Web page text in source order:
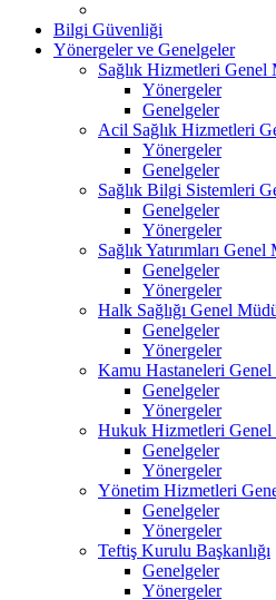
Bilgi Güvenliği
Yönergeler ve Genelgeler
Sağlık Hizmetleri Genel
Yönergeler
Genelgeler
Acil Sağlık Hizmetleri
Yönergeler
Genelgeler
Sağlık Bilgi Sistemleri
Genelgeler
Yönergeler
Sağlık Yatırımları
Genelgeler
Yönergeler
Halk Sağlığı Genel
Genelgeler
Yönergeler
Kamu Hastaneleri
Genelgeler
Yönergeler
Hukuk Hizmetleri
Genelgeler
Yönergeler
Yönetim Hizmetleri
Genelgeler
Yönergeler
Teftiş Kurulu Başkanlığı
Genelgeler
Yönergeler